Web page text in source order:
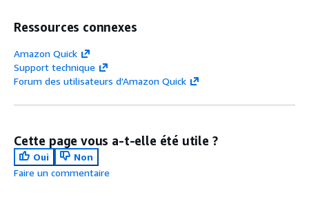
Ressources connexes
Amazon Quick
Support technique
Forum des utilisateurs d'Amazon Quick
Cette page vous a-t-elle été utile ?
Oui
Non
Faire un commentaire